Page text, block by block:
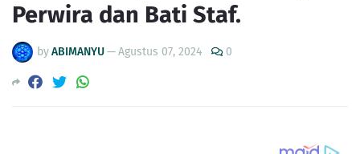
Perwira dan Bati Staf.
byABIMANYU—Agustus 07, 2024 0